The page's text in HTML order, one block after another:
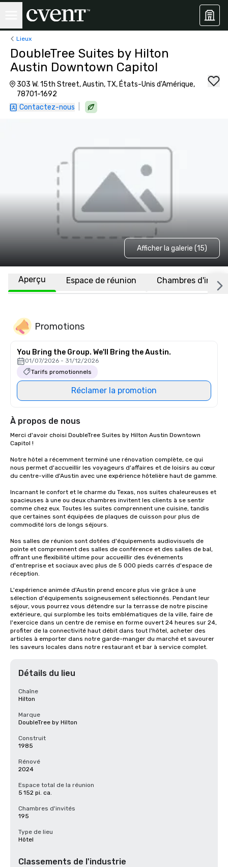
Lieux
DoubleTree Suites by Hilton
Austin Downtown Capitol
303 W. 15th Street, Austin, TX, États-Unis d'Amérique,
78701-1692
Contactez-nous
Afficher la galerie (15)
Aperçu Espace de réunion Chambres
Promotions
You Bring the Group. We'll Bring the Austin.
01/07/2026 - 31/12/2026
Tarifs promotionnels
Réclamer la promotion
À propos de nous
Merci d'avoir choisi DoubleTree Suites by Hilton Austin Downtown
Capitol !
Notre hôtel a récemment terminé une rénovation complète, ce qui
nous permet d'accueillir les voyageurs d'affaires et de loisirs au cœur
du centre-ville d'Austin avec une expérience hôtelière haut de gamme.
Incarnant le confort et le charme du Texas, nos suites chaleureuses et
spacieuses à une ou deux chambres invitent les clients à se sentir
comme chez eux. Toutes les suites comprennent une cuisine, tandis
que certaines sont équipées de plaques de cuisson pour plus de
commodité lors de longs séjours.
Nos salles de réunion sont dotées d'équipements audiovisuels de
pointe et comprennent des salles de conférence et des salles de bal,
offrant une flexibilité ultime pour accueillir des événements
d'entreprise et sociaux avec plus de 5 000 pieds carrés d'espace de
réception.
L'expérience animée d'Austin prend encore plus vie grâce à une
sélection d'équipements soigneusement sélectionnés. Pendant leur
séjour, vous pourrez vous détendre sur la terrasse de notre piscine
extérieure, qui surplombe les toits emblématiques de la ville, faire de
l'exercice dans un centre de remise en forme ouvert 24 heures sur 24,
profiter de la connectivité haut débit dans tout l'hôtel, acheter des
articles à emporter dans notre garde-manger du marché et savourer
les saveurs locales dans notre restaurant et bar à service complet.
Détails du lieu
Chaîne
Hilton
Marque
DoubleTree by Hilton
Construit
1985
Rénové
2024
Espace total de la réunion
5 152 pi. ca.
Chambres d'invités
195
Type de lieu
Hôtel
Classements de l'industrie